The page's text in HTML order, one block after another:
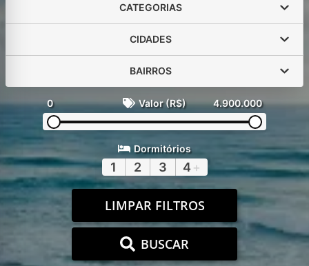
CATEGORIAS
CIDADES
BAIRROS
0 Valor (R$) 4.900.000
Dormitórios
1 2 3 4 +
LIMPAR FILTROS
BUSCAR